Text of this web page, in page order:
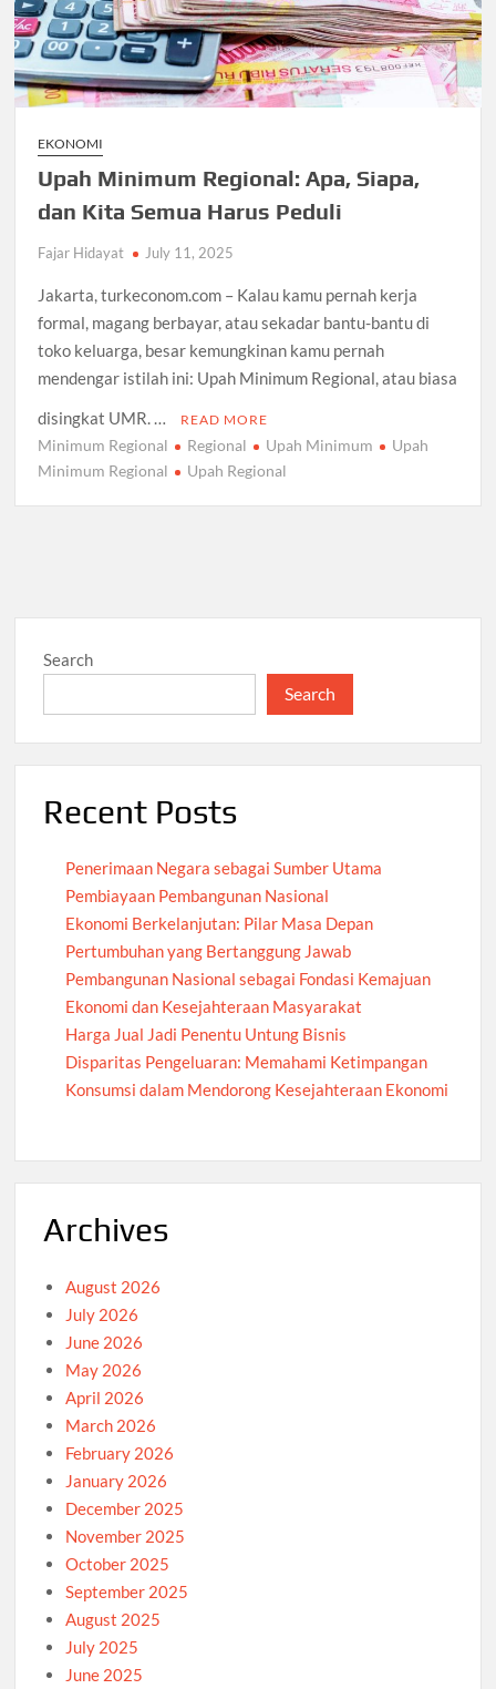
EKONOMI
Upah Minimum Regional: Apa, Siapa,
dan Kita Semua Harus Peduli
Fajar Hidayat July 11, 2025
Jakarta, turkeconom.com – Kalau kamu pernah kerja
formal, magang berbayar, atau sekadar bantu-bantu di
toko keluarga, besar kemungkinan kamu pernah
mendengar istilah ini: Upah Minimum Regional, atau biasa
disingkat UMR. …
READ MORE
Minimum Regional Regional Upah Minimum
Upah
Minimum Regional
Upah Regional
Search
Search
Recent Posts
Penerimaan Negara sebagai Sumber Utama
Pembiayaan Pembangunan Nasional
Ekonomi Berkelanjutan: Pilar Masa Depan
Pertumbuhan yang Bertanggung Jawab
Pembangunan Nasional sebagai Fondasi Kemajuan
Ekonomi dan Kesejahteraan Masyarakat
Harga Jual Jadi Penentu Untung Bisnis
Disparitas Pengeluaran: Memahami Ketimpangan
Konsumsi dalam Mendorong Kesejahteraan Ekonomi
Archives
August 2026
July 2026
June 2026
May 2026
April 2026
March 2026
February 2026
January 2026
December 2025
November 2025
October 2025
September 2025
August 2025
July 2025
June 2025